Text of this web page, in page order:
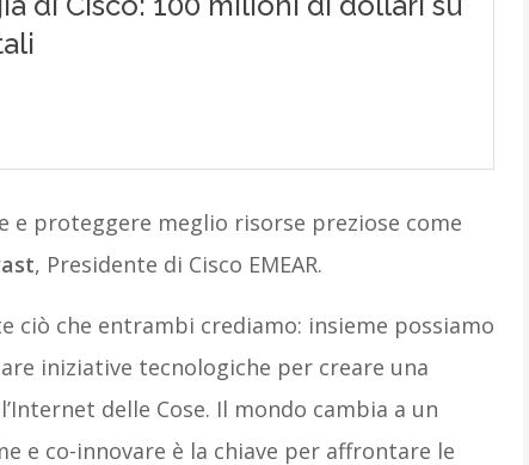
e proteggere meglio risorse preziose come
, Presidente di Cisco EMEAR.
ciò che entrambi crediamo: insieme possiamo
iniziative tecnologiche per creare una
delle Cose. Il mondo cambia a un
e co-innovare è la chiave per affrontare le